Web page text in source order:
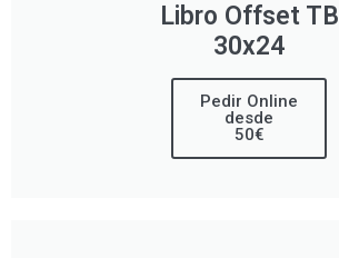
Libro Offset TB
30x24
Pedir Online
desde
50€